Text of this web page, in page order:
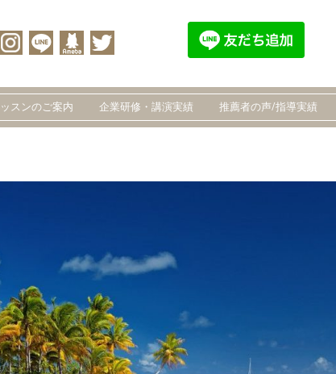
スンのご案内 企業研修・講演実績 推薦者の声/指導実績